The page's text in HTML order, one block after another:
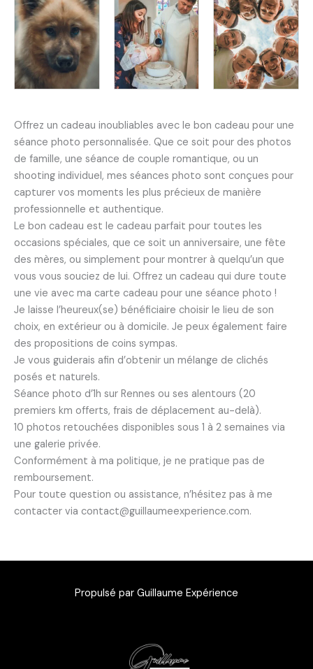
Offrez un cadeau inoubliables avec le bon cadeau pour une
séance photo personnalisée. Que ce soit pour des photos
de famille, une séance de couple romantique, ou un
shooting individuel, mes séances photo sont conçues pour
capturer vos moments les plus précieux de manière
professionnelle et authentique.
Le bon cadeau est le cadeau parfait pour toutes les
occasions spéciales, que ce soit un anniversaire, une fête
des mères, ou simplement pour montrer à quelqu’un que
vous vous souciez de lui. Offrez un cadeau qui dure toute
une vie avec ma carte cadeau pour une séance photo !
Je laisse l’heureux(se) bénéficiaire choisir le lieu de son
choix, en extérieur ou à domicile. Je peux également faire
des propositions de coins sympas.
Je vous guiderais afin d’obtenir un mélange de clichés
posés et naturels.
Séance photo d’1h sur Rennes ou ses alentours (20
premiers km offerts, frais de déplacement au-delà).
10 photos retouchées disponibles sous 1 à 2 semaines via
une galerie privée.
Conformément à ma politique, je ne pratique pas de
remboursement.
Pour toute question ou assistance, n’hésitez pas à me
contacter via contact@guillaumeexperience.com.
Propulsé par Guillaume Expérience